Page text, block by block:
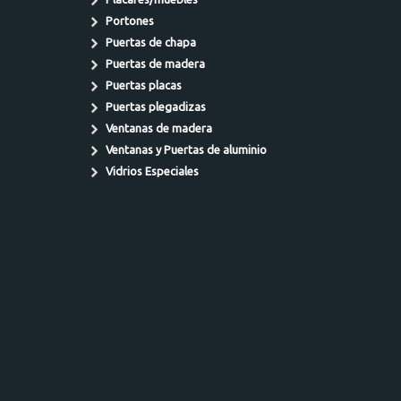
Portones
Puertas de chapa
Puertas de madera
Puertas placas
Puertas plegadizas
Ventanas de madera
Ventanas y Puertas de aluminio
Vidrios Especiales